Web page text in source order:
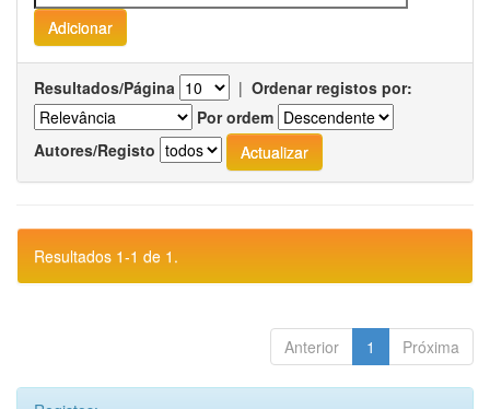
Resultados/Página | Ordenar registos por:
Por ordem
Autores/Registo
Resultados 1-1 de 1.
Anterior 1 Próxima